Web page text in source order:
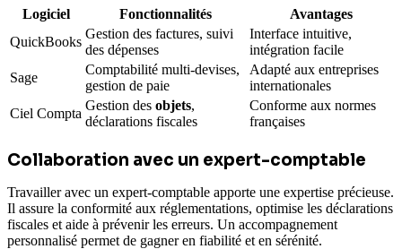
Logiciel Fonctionnalités
Avantages
QuickBooks
Gestion des factures, suivi
des dépenses
Interface intuitive,
intégration facile
Sage
Comptabilité multi-devises,
gestion de paie
Adapté aux entreprises
internationales
Ciel Compta
Gestion des objets,
déclarations fiscales
Conforme aux normes
françaises
Collaboration avec un expert-comptable
Travailler avec un expert-comptable apporte une expertise précieuse.
Il assure la conformité aux réglementations, optimise les déclarations
fiscales et aide à prévenir les erreurs. Un accompagnement
personnalisé permet de gagner en fiabilité et en sérénité.